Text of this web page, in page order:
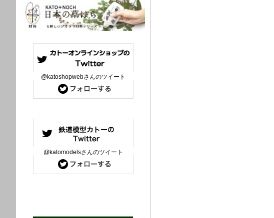
@katoshopwebさんのツイート
@katomodelsさんのツイート